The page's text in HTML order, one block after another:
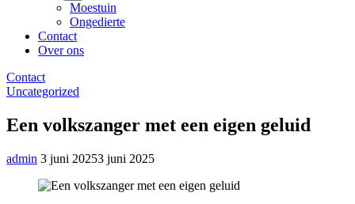
Moestuin
Ongedierte
Contact
Over ons
Contact
Uncategorized
Een volkszanger met een eigen geluid
admin 3 juni 20253 juni 2025